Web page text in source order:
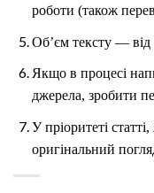
роботи (також
Об’єм тексту — від
Якщо в процесі
джерела, зробити
У пріоритеті
оригінальний